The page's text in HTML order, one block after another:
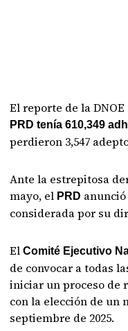
El reporte de la
PRD tenía 610,349
perdieron 3,547
Ante la estrepitosa
mayo, el PRD
considerada por su
ElComité Ejecutivo
de convocar a todas
iniciar un proceso de
con la elección de un
septiembre de 2025.